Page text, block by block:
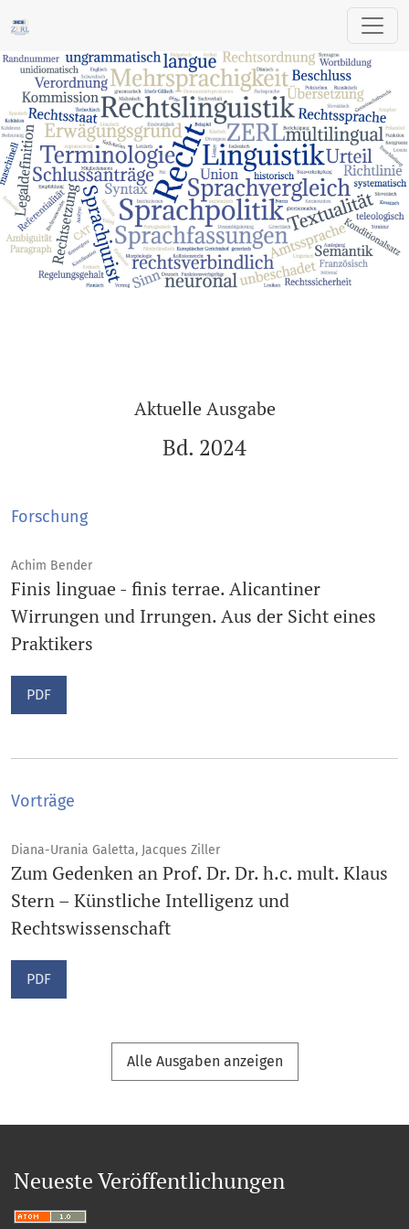
ZERL - Zeitschrift für Europäische
Aktuelle Ausgabe
Bd. 2024
Forschung
Achim Bender
Finis linguae - finis terrae. Alicantiner
Wirrungen und Irrungen. Aus der Sicht eines
Praktikers
PDF
Vorträge
Diana-Urania Galetta, Jacques Ziller
Zum Gedenken an Prof. Dr. Dr. h.c. mult. Klaus
Stern – Künstliche Intelligenz und
Rechtswissenschaft
PDF
Alle Ausgaben anzeigen
Neueste Veröffentlichungen